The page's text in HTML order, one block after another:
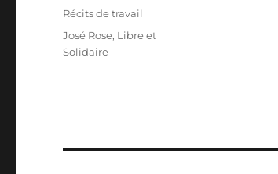
Catégories
Récits de travail
Étiquettes
José Rose, Libre et
Solidaire